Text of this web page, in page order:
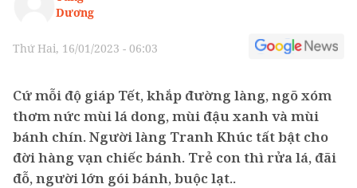
Dương
Thứ Hai, 16/01/2023 - 06:03
Cứ mỗi độ giáp Tết, khắp đường làng, ngõ xóm
thơm nức mùi lá dong, mùi đậu xanh và mùi
bánh chín. Người làng Tranh Khúc tất bật cho
đời hàng vạn chiếc bánh. Trẻ con thì rửa lá, đãi
đỗ, người lớn gói bánh, buộc lạt..